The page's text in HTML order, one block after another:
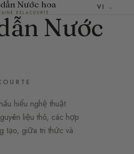
Nước hoa
DELACOURTE
VI
Nước
hiểu nghệ thuật
liệu thô, các hợp
tạo, giữa tri thức và